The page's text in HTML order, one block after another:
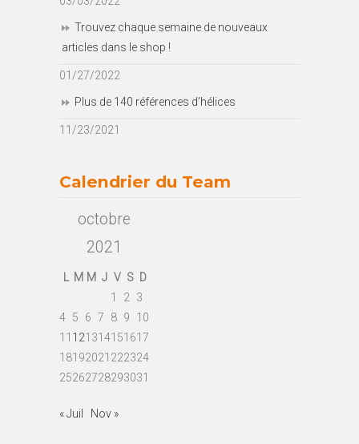
Trouvez chaque semaine de nouveaux
articles dans le shop !
01/27/2022
Plus de 140 références d’hélices
11/23/2021
Calendrier du Team
octobre
2021
L M M J V S D
1
2
3
4 5 6 7 8 9
10
11 121314151617
18192021 222324
25262728293031
« Juil Nov »